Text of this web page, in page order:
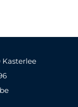
Kasterlee